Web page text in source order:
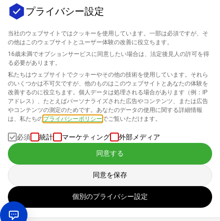
会社
サポート
Amazonのためのソリューション
日本語
データは私たちの プライバシーポリシー
著作権 © 2026 SELLERLOGIC。無断転載を禁じます。
プライバシー設定
当社のウェブサイトではクッキーを使用しています。一部は必須ですが、そ
の他はこのウェブサイトとユーザー体験の改善に役立ちます。
16歳未満でオプションサービスに同意したい場合は、法定後見人の許可を得
る必要があります。
私たちはウェブサイトでクッキーやその他の技術を使用しています。それら
のいくつかは不可欠ですが、他のものはこのウェブサイトとあなたの体験を
改善するのに役立ちます。個人データは処理される場合があります（例：IP
アドレス）、たとえばパーソナライズされた広告やコンテンツ、または広告
やコンテンツの測定のためです。あなたのデータの使用に関する詳細情報
は、私たちの プライバシーポリシー でご覧いただけます。
必須 統計 マーケティング 外部メディア
同意する
同意を保存
個別のプライバシー設定